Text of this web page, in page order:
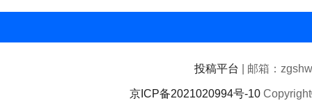
投稿平台 | 邮箱：
京ICP备2021020994号-10